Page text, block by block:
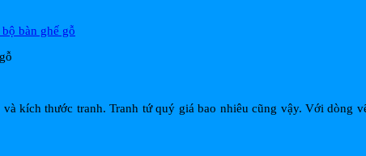
kích thước tranh. Tranh tứ quý giá bao nhiêu cũng vậy. Với dòng